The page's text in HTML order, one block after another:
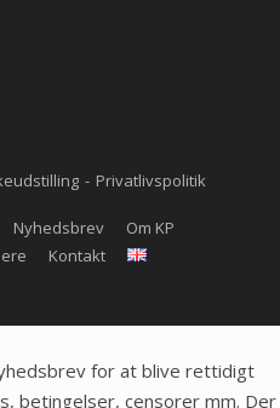
Privatlivspolitik
Nyhedsbrev
Om KP
Kontakt
for at blive rettidigt
betingelser, censorer mm. Der